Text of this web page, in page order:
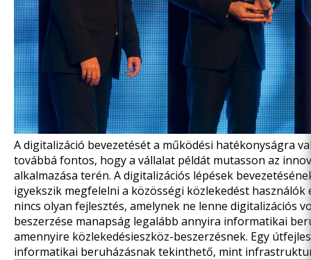
A digitalizáció bevezetését a működési hatékonyságra
továbbá fontos, hogy a vállalat példát mutasson az
alkalmazása terén. A digitalizációs lépések
igyekszik megfelelni a közösségi közlekedést használók
nincs olyan fejlesztés, amelynek ne lenne digitalizációs
beszerzése manapság legalább annyira informatikai
amennyire közlekedésieszköz-beszerzésnek. Egy
informatikai beruházásnak tekinthető, mint